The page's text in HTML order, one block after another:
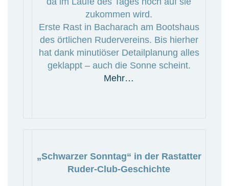
zukommen wird.
Erste Rast in Bacharach am Bootshaus
des örtlichen Rudervereins. Bis hierher
hat dank minutiöser Detailplanung alles
geklappt – auch die Sonne scheint.
Mehr…
„Schwarzer Sonntag“ in der Rastatter
Ruder-Club-Geschichte